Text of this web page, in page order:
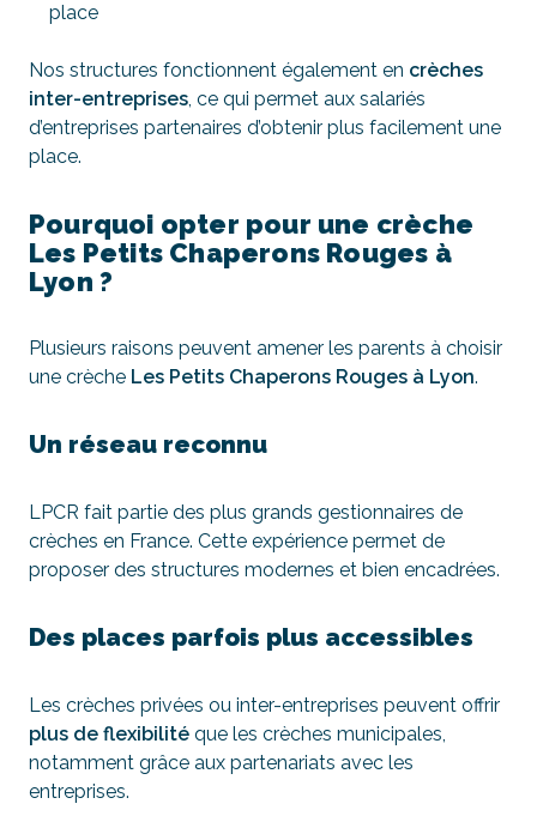
place
Nos structures fonctionnent également en crèches
inter-entreprises, ce qui permet aux salariés
d’entreprises partenaires d’obtenir plus facilement une
place.
Pourquoi opter pour une crèche
Les Petits Chaperons Rouges à
Lyon ?
Plusieurs raisons peuvent amener les parents à choisir
une crèche Les Petits Chaperons Rouges à Lyon.
Un réseau reconnu
LPCR fait partie des plus grands gestionnaires de
crèches en France. Cette expérience permet de
proposer des structures modernes et bien encadrées.
Des places parfois plus accessibles
Les crèches privées ou inter-entreprises peuvent offrir
plus de flexibilité que les crèches municipales,
notamment grâce aux partenariats avec les
entreprises.